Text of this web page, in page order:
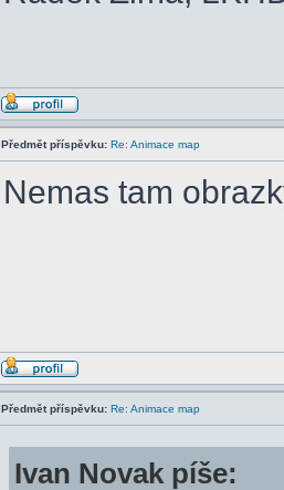
Předmět příspěvku: Re: Animace map
Nemas tam
Předmět příspěvku: Re: Animace map
Ivan Novak píše: